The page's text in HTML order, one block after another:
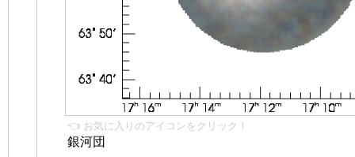
👈 お気に入りのアイコンをクリック！
銀河団